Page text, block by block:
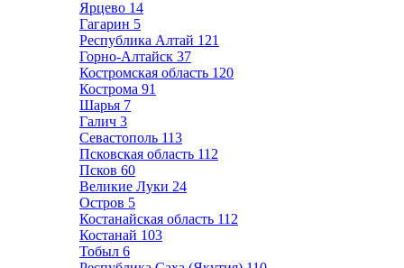
Ярцево 14
Гагарин 5
Республика Алтай 121
Горно-Алтайск 37
Костромская область 120
Кострома 91
Шарья 7
Галич 3
Севастополь 113
Псковская область 112
Псков 60
Великие Луки 24
Остров 5
Костанайская область 112
Костанай 103
Тобыл 6